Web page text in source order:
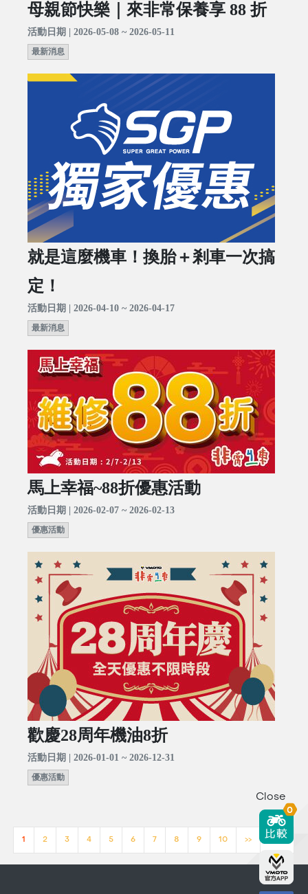
母親節快樂｜來非常保養享 88 折
活動日期 | 2026-05-08 ~ 2026-05-11
最新消息
就是這麼機車！換胎＋剎車一次搞
定！
活動日期 | 2026-04-10 ~ 2026-04-17
最新消息
馬上幸福~88折優惠活動
活動日期 | 2026-02-07 ~ 2026-02-13
優惠活動
歡慶28周年機油8折
活動日期 | 2026-01-01 ~ 2026-12-31
優惠活動
1 2 3 4 5 6 7 8 9 10 >> [23]
Close
0